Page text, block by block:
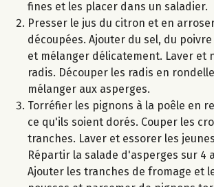
fines et les placer dans un saladier.
Presser le jus du citron et en
découpées. Ajouter du sel, du
et mélanger délicatement. Laver et
radis. Découper les radis en
mélanger aux asperges.
Torréfier les pignons à la poêle en
ce qu'ils soient dorés. Couper les
tranches. Laver et essorer les
Répartir la salade d'asperges sur 4
Ajouter les tranches de fromage et